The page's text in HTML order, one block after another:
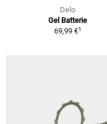
Delo
Gel Batterie
69,99 €1